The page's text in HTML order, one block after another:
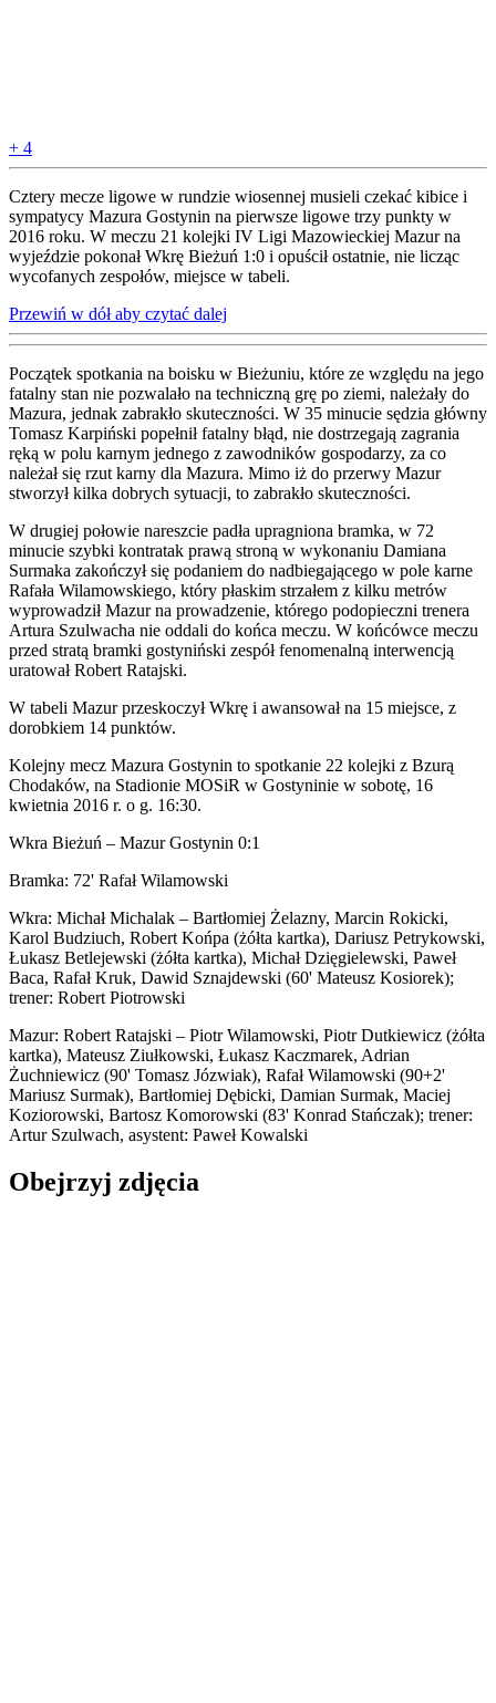
+ 4
Cztery mecze ligowe w rundzie wiosennej musieli czekać kibice i
sympatycy Mazura Gostynin na pierwsze ligowe trzy punkty w
2016 roku. W meczu 21 kolejki IV Ligi Mazowieckiej Mazur na
wyjeździe pokonał Wkrę Bieżuń 1:0 i opuścił ostatnie, nie licząc
wycofanych zespołów, miejsce w tabeli.
Przewiń w dół aby czytać dalej
Początek spotkania na boisku w Bieżuniu, które ze względu na jego
fatalny stan nie pozwalało na techniczną grę po ziemi, należały do
Mazura, jednak zabrakło skuteczności. W 35 minucie sędzia główny
Tomasz Karpiński popełnił fatalny błąd, nie dostrzegają zagrania
ręką w polu karnym jednego z zawodników gospodarzy, za co
należał się rzut karny dla Mazura. Mimo iż do przerwy Mazur
stworzył kilka dobrych sytuacji, to zabrakło skuteczności.
W drugiej połowie nareszcie padła upragniona bramka, w 72
minucie szybki kontratak prawą stroną w wykonaniu Damiana
Surmaka zakończył się podaniem do nadbiegającego w pole karne
Rafała Wilamowskiego, który płaskim strzałem z kilku metrów
wyprowadził Mazur na prowadzenie, którego podopieczni trenera
Artura Szulwacha nie oddali do końca meczu. W końcówce meczu
przed stratą bramki gostyniński zespół fenomenalną interwencją
uratował Robert Ratajski.
W tabeli Mazur przeskoczył Wkrę i awansował na 15 miejsce, z
dorobkiem 14 punktów.
Kolejny mecz Mazura Gostynin to spotkanie 22 kolejki z Bzurą
Chodaków, na Stadionie MOSiR w Gostyninie w sobotę, 16
kwietnia 2016 r. o g. 16:30.
Wkra Bieżuń – Mazur Gostynin 0:1
Bramka: 72' Rafał Wilamowski
Wkra: Michał Michalak – Bartłomiej Żelazny, Marcin Rokicki,
Karol Budziuch, Robert Końpa (żółta kartka), Dariusz Petrykowski,
Łukasz Betlejewski (żółta kartka), Michał Dzięgielewski, Paweł
Baca, Rafał Kruk, Dawid Sznajdewski (60' Mateusz Kosiorek);
trener: Robert Piotrowski
Mazur: Robert Ratajski – Piotr Wilamowski, Piotr Dutkiewicz (żółta
kartka), Mateusz Ziułkowski, Łukasz Kaczmarek, Adrian
Żuchniewicz (90' Tomasz Józwiak), Rafał Wilamowski (90+2'
Mariusz Surmak), Bartłomiej Dębicki, Damian Surmak, Maciej
Koziorowski, Bartosz Komorowski (83' Konrad Stańczak); trener:
Artur Szulwach, asystent: Paweł Kowalski
Obejrzyj zdjęcia